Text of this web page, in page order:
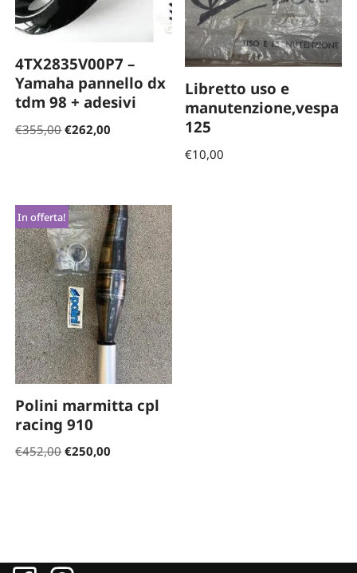
4TX2835V00P7 –
Yamaha pannello dx
tdm 98 + adesivi
€355,00 €262,00
Libretto uso e
manutenzione,vespa
125
€10,00
In offerta!
Polini marmitta cpl
racing 910
€452,00 €250,00